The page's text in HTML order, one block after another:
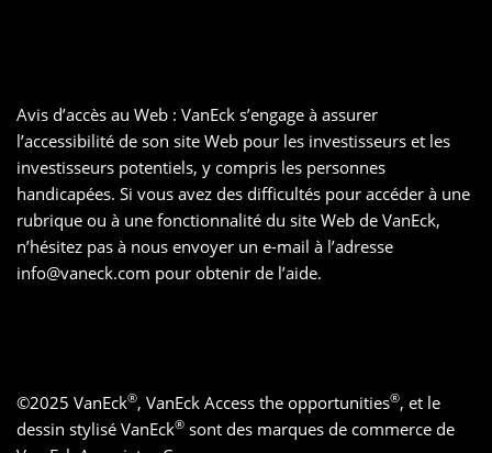
Avis d’accès au Web : VanEck s’engage à assurer
l’accessibilité de son site Web pour les investisseurs et les
investisseurs potentiels, y compris les personnes
handicapées. Si vous avez des difficultés pour accéder à une
rubrique ou à une fonctionnalité du site Web de VanEck,
n’hésitez pas à nous envoyer un e-mail à l’adresse
info@vaneck.com pour obtenir de l’aide.
©2025 VanEck®, VanEck Access the opportunities®, et le
dessin stylisé VanEck® sont des marques de commerce de